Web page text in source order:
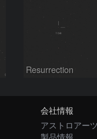
Resurrection
会社情報
アストロアーツ
製品情報